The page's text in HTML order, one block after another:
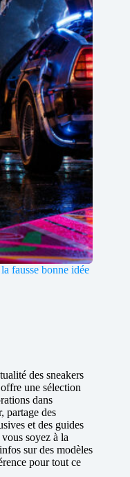
fausse bonne idée
des sneakers
une sélection
dans
partage des
et des guides
soyez à la
sur des modèles
pour tout ce